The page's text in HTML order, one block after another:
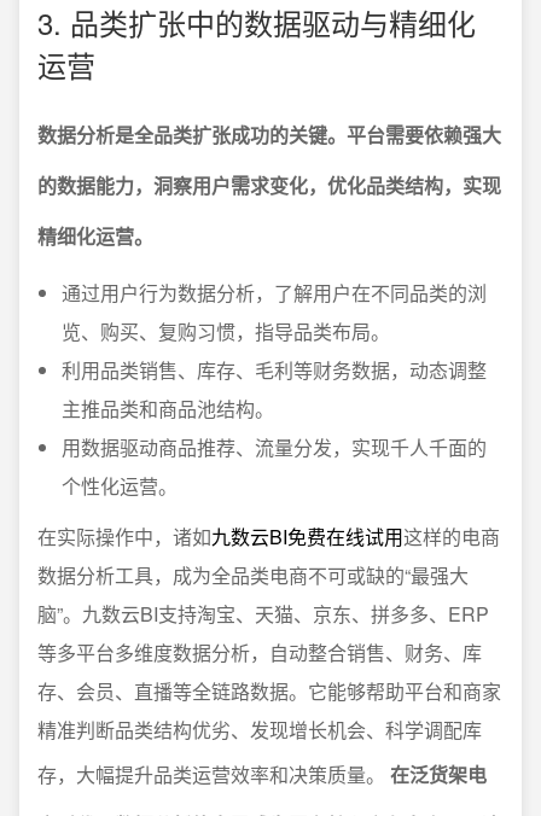
3. 品类扩张中的数据驱动与精细化
运营
数据分析是全品类扩张成功的关键。平台需要依赖强大
的数据能力，洞察用户需求变化，优化品类结构，实现
精细化运营。
通过用户行为数据分析，了解用户在不同品类的浏
览、购买、复购习惯，指导品类布局。
利用品类销售、库存、毛利等财务数据，动态调整
主推品类和商品池结构。
用数据驱动商品推荐、流量分发，实现千人千面的
个性化运营。
在实际操作中，诸如九数云BI免费在线试用这样的电商
数据分析工具，成为全品类电商不可或缺的“最强大
脑”。九数云BI支持淘宝、天猫、京东、拼多多、ERP
等多平台多维度数据分析，自动整合销售、财务、库
存、会员、直播等全链路数据。它能够帮助平台和商家
精准判断品类结构优劣、发现增长机会、科学调配库
存，大幅提升品类运营效率和决策质量。 在泛货架电